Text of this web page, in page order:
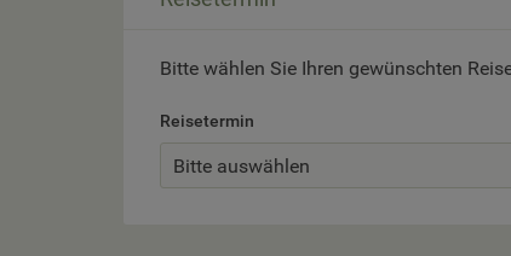
Bitte wählen Sie Ihren gewünschten
Reisetermin
Bitte auswählen